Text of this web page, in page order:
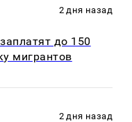
2 дня назад
до 150
мигрантов
2 дня назад